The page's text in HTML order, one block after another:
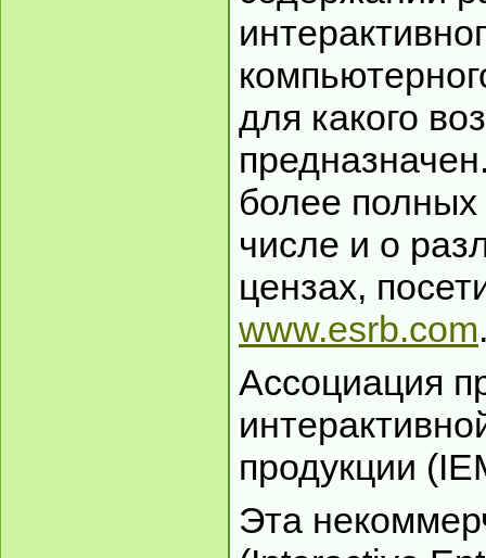
для какого
более
числе и о
цензах,
www.esrb.com
Ассоциация
продукции
Эта